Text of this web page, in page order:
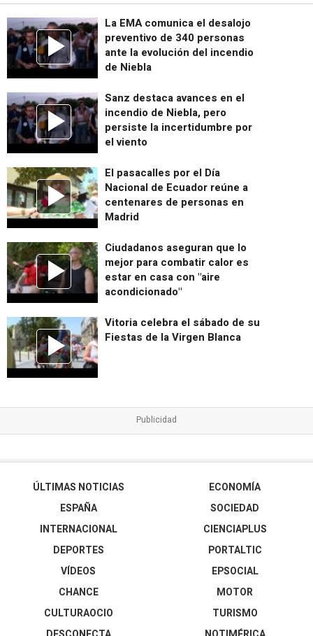
La EMA comunica el desalojo
preventivo de 340 personas
ante la evolución del incendio
de Niebla
Sanz destaca avances en el
incendio de Niebla, pero
persiste la incertidumbre por
el viento
El pasacalles por el Día
Nacional de Ecuador reúne a
centenares de personas en
Madrid
Ciudadanos aseguran que lo
mejor para combatir calor es
estar en casa con "aire
acondicionado"
Vitoria celebra el sábado de su
Fiestas de la Virgen Blanca
ÚLTIMAS NOTICIAS
ESPAÑA
INTERNACIONAL
DEPORTES
VÍDEOS
ECONOMÍA
SOCIEDAD
CIENCIAPLUS
PORTALTIC
EPSOCIAL
CHANCE
CULTURAOCIO
MOTOR
TURISMO